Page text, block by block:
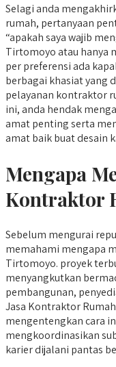
Selagi anda
rumah, pertanyaan
“apakah saya wajib
Tirtomoyo atau hanya
per preferensi ada
berbagai khasiat yang
pelayanan kontraktor
ini, anda hendak
amat penting serta
amat baik buat desain
Mengapa
Kontraktor
Sebelum mengurai
memahami mengapa
Tirtomoyo. proyek
menyangkutkan
pembangunan,
Jasa Kontraktor
mengentengkan cara
mengkoordinasikan
karier dijalani pantas